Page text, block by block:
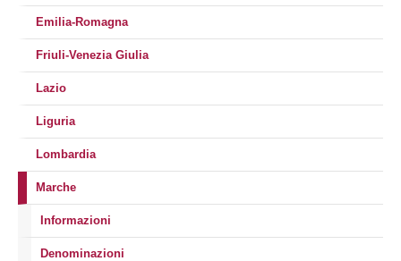
Emilia-Romagna
Friuli-Venezia Giulia
Lazio
Liguria
Lombardia
Marche
Informazioni
Denominazioni